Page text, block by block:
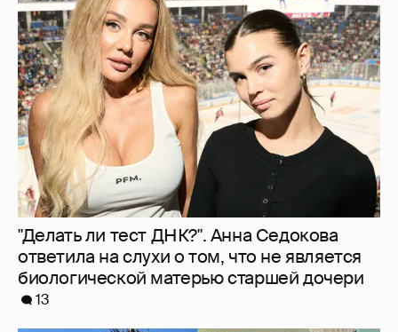
"Делать ли тест ДНК?". Анна Седокова
ответила на слухи о том, что не является
биологической матерью старшей дочери
13